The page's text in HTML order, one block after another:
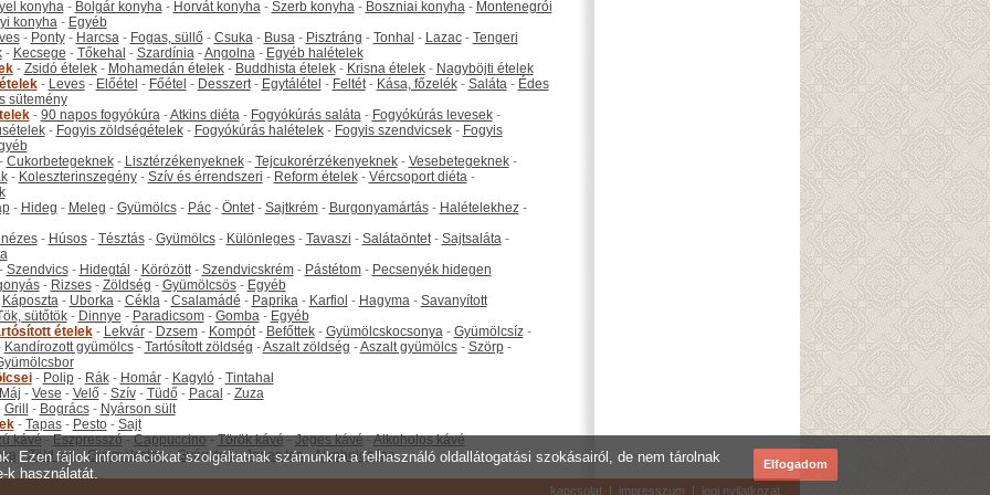
konyha- Bolgár konyha- Horvát konyha- Szerb konyha- Boszniai konyha- Montenegrói
konyha- Egyéb
- Ponty- Harcsa- Fogas, süllő- Csuka- Busa- Pisztráng - Tonhal - Lazac- Tengeri
- Kecsege - Tőkehal - Szardínia-Angolna- Egyéb halételek
- Zsidó ételek- Mohamedán ételek- Buddhista ételek- Krisna ételek- Nagyböjti ételek
- Leves- Előétel - Főétel - Desszert- Egytálétel - Feltét- Kása, főzelék- Saláta- Édes
sütemény
- 90 napos fogyókúra-Atkins diéta- Fogyókúrás saláta- Fogyókúrás levesek-
- Fogyis zöldségételek- Fogyókúrás halételek- Fogyis szendvicsek- Fogyis
Cukorbetegeknek- Lisztérzékenyeknek- Tejcukorérzékenyeknek- Vesebetegeknek-
- Koleszterinszegény- Szív és érrendszeri - Reform ételek- Vércsoport diéta-
- Hideg - Meleg - Gyümölcs- Pác- Öntet- Sajtkrém- Burgonyamártás- Halételekhez-
- Húsos- Tésztás- Gyümölcs- Különleges- Tavaszi - Salátaöntet- Sajtsaláta-
Szendvics- Hidegtál - Körözött- Szendvicskrém- Pástétom- Pecsenyék hidegen
- Rizses- Zöldség - Gyümölcsös- Egyéb
Káposzta- Uborka- Cékla- Csalamádé - Paprika- Karfiol - Hagyma- Savanyított
sütőtök- Dinnye - Paradicsom- Gomba- Egyéb
ételek- Lekvár- Dzsem- Kompót- Befőttek- Gyümölcskocsonya- Gyümölcsíz-
Kandírozott gyümölcs- Tartósított zöldség -Aszalt zöldség -Aszalt gyümölcs- Szörp-
- Polip- Rák- Homár- Kagyló- Tintahal
Máj - Vese - Velő- Szív- Tüdő- Pacal - Zuza
Grill - Bogrács- Nyárson sült
- Tapas- Pesto- Sajt
kávé-Eszpresszó-Cappuccino-Török kávé-Jeges kávé-Alkoholos kávé
-Zöld tea-Gyümölcstea-Gyógytea-Jeges tea-Alkoholos tea
kapcsolat | impresszum | jogi nyilatkozat
Ezen fájlok információkat szolgáltatnak számunkra a felhasználó oldallátogatási szokásairól, de nem tárolnak
k használatát.
Elfogadom